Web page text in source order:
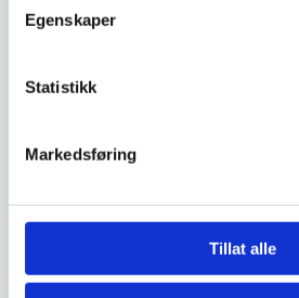
Egenskaper
Statistikk
Markedsføring
Tillat alle
Navn
E-post: